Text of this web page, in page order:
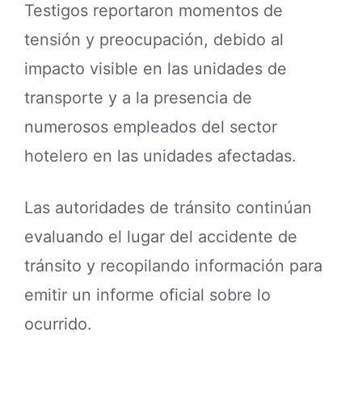
Testigos reportaron momentos de
tensión y preocupación, debido al
impacto visible en las unidades de
transporte y a la presencia de
numerosos empleados del sector
hotelero en las unidades afectadas.
Las autoridades de tránsito continúan
evaluando el lugar del accidente de
tránsito y recopilando información para
emitir un informe oficial sobre lo
ocurrido.